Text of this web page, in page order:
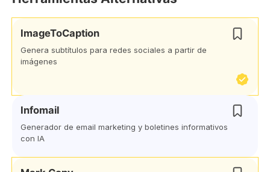
ImageToCaption
Genera subtítulos para redes sociales a partir de
imágenes
Infomail
Generador de email marketing y boletines informativos
con IA